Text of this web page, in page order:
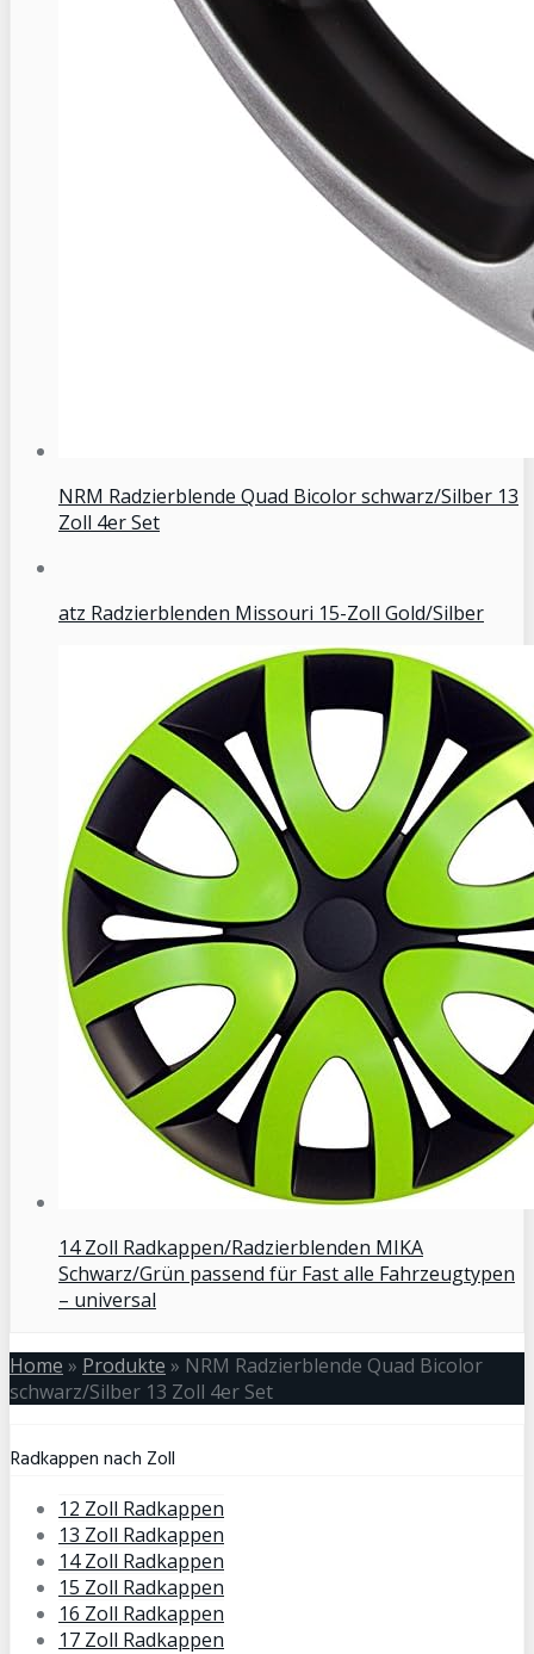
NRM Radzierblende Quad Bicolor schwarz/Silber 13
Zoll 4er Set
atz Radzierblenden Missouri 15-Zoll Gold/Silber
14 Zoll Radkappen/Radzierblenden MIKA
Schwarz/Grün passend für Fast alle Fahrzeugtypen
– universal
Home » Produkte » NRM Radzierblende Quad Bicolor
schwarz/Silber 13 Zoll 4er Set
Radkappen nach Zoll
12 Zoll Radkappen
13 Zoll Radkappen
14 Zoll Radkappen
15 Zoll Radkappen
16 Zoll Radkappen
17 Zoll Radkappen